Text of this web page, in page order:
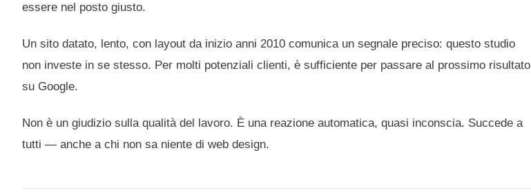
essere nel posto giusto.
Un sito datato, lento, con layout da inizio anni 2010 comunica un segnale preciso: questo studio
non investe in se stesso. Per molti potenziali clienti, è sufficiente per passare al prossimo risultato
su Google.
Non è un giudizio sulla qualità del lavoro. È una reazione automatica, quasi inconscia. Succede a
tutti — anche a chi non sa niente di web design.